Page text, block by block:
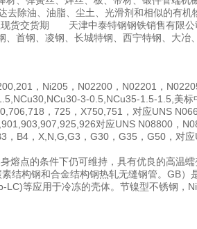
除油、油脂、尘土、光滑剂和相似的有
货交货期 天津中泰特钢钢铁销售有限公
首钢、凌钢、长城特钢、西宁特钢、大冶
，Ni205，N02200，N02201，
3-0.5,NCu35-1.5-1.5,美标
，725，X750,751，对应UNS
对应UNS N08800，
，B4，X,N,G,G3，G30，G35，G50，对
点的条件下仍可维持，具有优良的高温蠕
素结构钢和合金结构钢热轧无缝钢管。
等应用于冷冻的壳体。节镍型不锈钢，